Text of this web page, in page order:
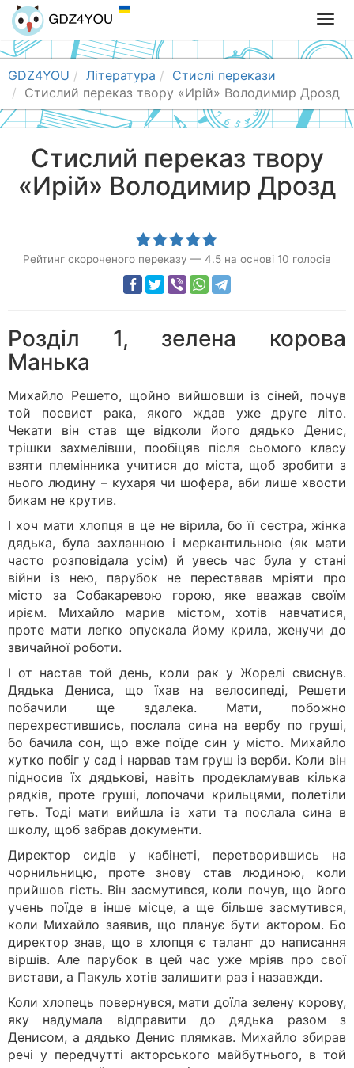
T
o
g
l
e
n
i
g
o
GDZ4YOU Література
Стислі перекази
Стислий переказ твору «Ирій» Володимир Дрозд
Стислий переказ твору
«Ирій» Володимир Дрозд
Рейтинг скороченого переказу — 4.5 на основі 10 голосів
Розділ 1, зелена корова
Манька
Михайло Решето, щойно вийшовши із сіней, почув
той посвист рака, якого ждав уже друге літо.
Чекати він став ще відколи його дядько Денис,
трішки захмелівши, пообіцяв після сьомого класу
взяти племінника учитися до міста, щоб зробити з
нього людину – кухаря чи шофера, аби лише хвости
бикам не крутив.
І хоч мати хлопця в це не вірила, бо її сестра, жінка
дядька, була захланною і меркантильною (як мати
часто розповідала усім) й увесь час була у стані
війни із нею, парубок не переставав мріяти про
місто за Собакаревою горою, яке вважав своїм
ирієм. Михайло марив містом, хотів навчатися,
проте мати легко опускала йому крила, женучи до
звичайної роботи.
І от настав той день, коли рак у Жорелі свиснув.
Дядька Дениса, що їхав на велосипеді, Решети
побачили ще здалека. Мати, побожно
перехрестившись, послала сина на вербу по груші,
бо бачила сон, що вже поїде син у місто. Михайло
хутко побіг у сад і нарвав там груш із верби. Коли він
підносив їх дядькові, навіть продекламував кілька
рядків, проте груші, лопочачи крильцями, полетіли
геть. Тоді мати вийшла із хати та послала сина в
школу, щоб забрав документи.
Директор сидів у кабінеті, перетворившись на
чорнильницю, проте знову став людиною, коли
прийшов гість. Він засмутився, коли почув, що його
учень поїде в інше місце, а ще більше засмутився,
коли Михайло заявив, що планує бути актором. Бо
директор знав, що в хлопця є талант до написання
віршів. Але парубок в цей час уже мріяв про свої
вистави, а Пакуль хотів залишити раз і назавжди.
Коли хлопець повернувся, мати доїла зелену корову,
яку надумала відправити до дядька разом з
Денисом, а дядько Денис плямкав. Михайло збирав
речі у передчутті акторського майбутнього, в той